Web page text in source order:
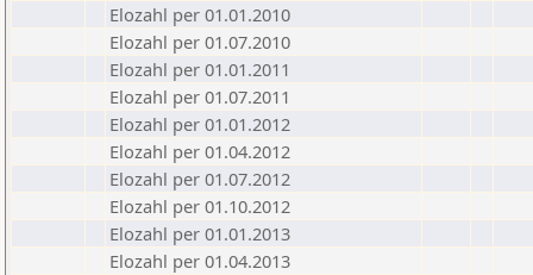
Elozahl per 01.01.2010
Elozahl per 01.07.2010
Elozahl per 01.01.2011
Elozahl per 01.07.2011
Elozahl per 01.01.2012
Elozahl per 01.04.2012
Elozahl per 01.07.2012
Elozahl per 01.10.2012
Elozahl per 01.01.2013
Elozahl per 01.04.2013